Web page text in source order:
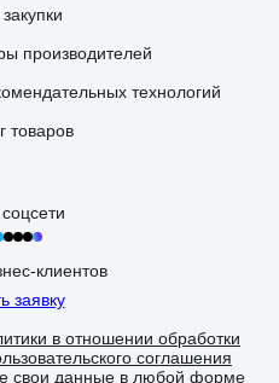
производителей
технологий
товаров
клиентов
заявку
в отношении обработки
соглашения
свои данные в любой форме